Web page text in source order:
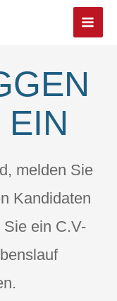
Main
melden Sie
Kandidaten
ein C.V-